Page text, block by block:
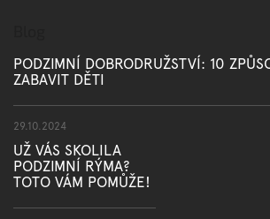
PODZIMNÍ DOBRODRUŽSTVÍ: 10
ZABAVIT DĚTI
29.10.2024
UŽ VÁS SKOLILA
PODZIMNÍ RÝMA?
TOTO VÁM POMŮŽE!